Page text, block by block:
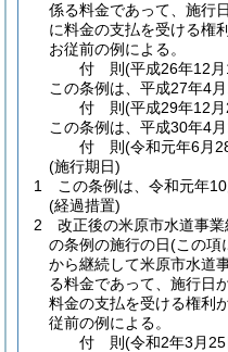
係る料金であって、施行
に料金の支払を受ける権
お従前の例による。
付 則(平成26年12
この条例は、平成27年4
付 則(平成29年12
この条例は、平成30年4
付 則(令和元年6月
(施行期日)
1
この条例は、令和元年
(経過措置)
2
改正後の米原市水道事
の条例の施行の日(この項
から継続して米原市水道
る料金であって、施行日
料金の支払を受ける権利
従前の例による。
付 則(令和2年3月